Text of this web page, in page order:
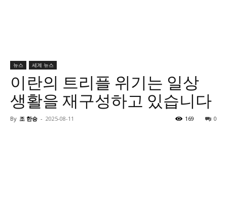
뉴스 세계 뉴스
이란의 트리플 위기는 일상
생활을 재구성하고 있습니다
By 조 한승 - 2025-08-11 0
169